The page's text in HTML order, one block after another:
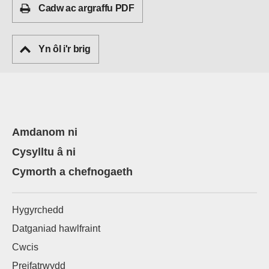
Cadw ac argraffu PDF
Yn ôl i'r brig
Amdanom ni
Cysylltu â ni
Cymorth a chefnogaeth
Hygyrchedd
Datganiad hawlfraint
Cwcis
Preifatrwydd